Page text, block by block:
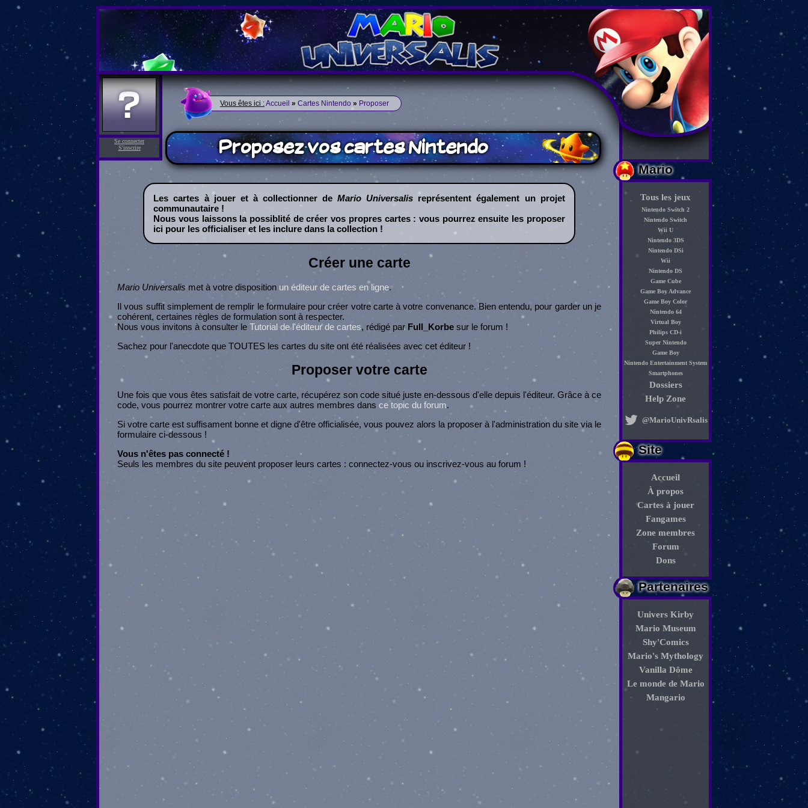
Mario
Tous les jeux
Nintendo Switch 2
Nintendo Switch
Wii U
Nintendo 3DS
Nintendo DSi
Wii
Nintendo DS
Game Cube
Game Boy Advance
Game Boy Color
Nintendo 64
Virtual Boy
Philips CD-i
Super Nintendo
Game Boy
Nintendo Entertainment System
Smartphones
Dossiers
Help Zone
@MarioUnivRsalis
Site
Accueil
À propos
Cartes à jouer
Fangames
Zone membres
Forum
Dons
Partenaires
Univers Kirby
Mario Museum
Shy'Comics
Mario's Mythology
Vanilla Dôme
Le monde de Mario
Mangario
Se connecter
S'inscrire
Vous êtes ici :Accueil » Cartes Nintendo » Proposer
Proposez vos cartes Nintendo
Les cartes à jouer et à collectionner deMario Universalis représentent également un projet
communautaire !
Nous vous laissons la possiblité de créer vos propres cartes : vous pourrez ensuite les proposer
ici pour les officialiser et les inclure dans la collection !
Créer une carte
Mario Universalis met à votre disposition un éditeur de cartes en ligne.
Il vous suffit simplement de remplir le formulaire pour créer votre carte à votre convenance. Bien entendu, pour garder un je
cohérent, certaines règles de formulation sont à respecter.
Nous vous invitons à consulter le Tutorial de l'éditeur de cartes, rédigé par Full_Korbe sur le forum !
Sachez pour l'anecdote que TOUTES les cartes du site ont été réalisées avec cet éditeur !
Proposer votre carte
Une fois que vous êtes satisfait de votre carte, récupérez son code situé juste en-dessous d'elle depuis l'éditeur. Grâce à ce
code, vous pourrez montrer votre carte aux autres membres dans ce topic du forum.
Si votre carte est suffisament bonne et digne d'être officialisée, vous pouvez alors la proposer à l'administration du site via le
formulaire ci-dessous !
Vous n'êtes pas connecté !
Seuls les membres du site peuvent proposer leurs cartes : connectez-vous ou inscrivez-vous au forum !